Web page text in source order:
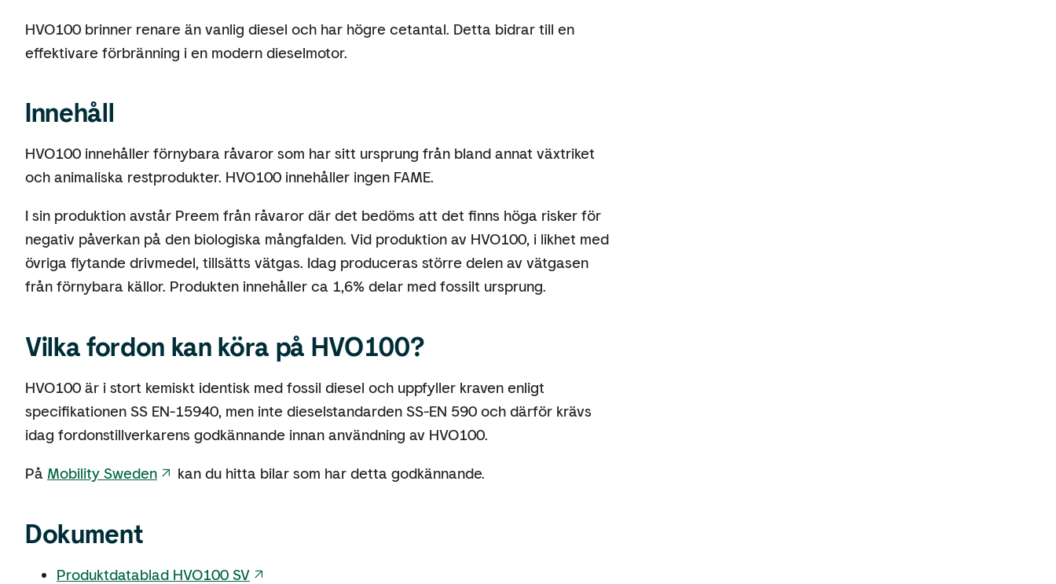
HVO100 brinner renare än vanlig diesel och har högre cetantal. Detta bidrar till en
effektivare förbränning i en modern dieselmotor.
Innehåll
HVO100 innehåller förnybara råvaror som har sitt ursprung från bland annat växtriket
och animaliska restprodukter. HVO100 innehåller ingen FAME.
I sin produktion avstår Preem från råvaror där det bedöms att det finns höga risker för
negativ påverkan på den biologiska mångfalden. Vid produktion av HVO100, i likhet med
övriga flytande drivmedel, tillsätts vätgas. Idag produceras större delen av vätgasen
från förnybara källor. Produkten innehåller ca 1,6% delar med fossilt ursprung.
Vilka fordon kan köra på HVO100?
HVO100 är i stort kemiskt identisk med fossil diesel och uppfyller kraven enligt
specifikationen SS EN-15940, men inte dieselstandarden SS-EN 590 och därför krävs
idag fordonstillverkarens godkännande innan användning av HVO100.
På Mobility Sweden kan du hitta bilar som har detta godkännande.
Dokument
Produktdatablad HVO100 SV